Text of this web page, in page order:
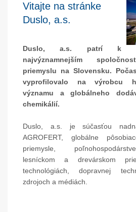
Vitajte na stránke
Duslo, a.s.
Duslo, a.s. patrí k
najvýznamnejším
priemyslu na Slovensku.
vyprofilovalo na výrobcu
významu a globálneho
chemikálií.
Duslo, a.s. je súčasťou
AGROFERT, globálne
priemysle,
lesníckom a drevárskom
technológiách, dopravnej
zdrojoch a médiách.